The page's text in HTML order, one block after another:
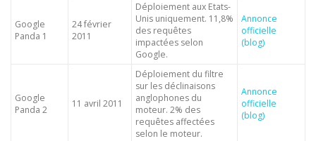
Google
Panda 1
24 février
2011
Déploiement aux Etats-
Unis uniquement. 11,8%
des requêtes
impactées selon
Google.
Annonce
officielle
(blog)
Google
Panda 2
11 avril 2011
Déploiement du filtre
sur les déclinaisons
anglophones du
moteur. 2% des
requêtes affectées
selon le moteur.
Annonce
officielle
(blog)